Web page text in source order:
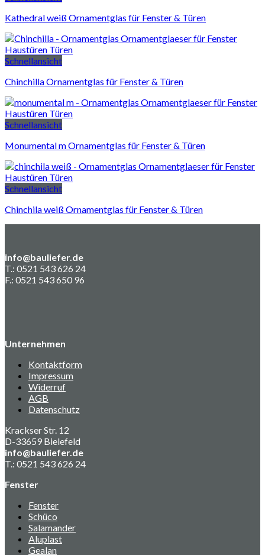
Kathedral weiß Ornamentglas für Fenster & Türen
Schnellansicht
Chinchilla Ornamentglas für Fenster & Türen
Schnellansicht
Monumental m Ornamentglas für Fenster & Türen
Schnellansicht
Chinchila weiß Ornamentglas für Fenster & Türen
info@bauliefer.de
T.: 0521 543 626 24
F.: 0521 543 650 96
Unternehmen
Kontaktform
Impressum
Widerruf
AGB
Datenschutz
Krackser Str. 12
D-33659 Bielefeld
info@bauliefer.de
T.: 0521 543 626 24
Fenster
Fenster
Schüco
Salamander
Aluplast
Gealan